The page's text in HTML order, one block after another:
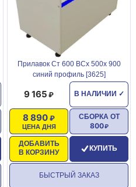
Прилавок Ст 600 ВСх 500х 900
синий профиль [3625]
В НАЛИЧИИ ✓
9 165
ЦЕНА ДНЯ
8 890
ДОБАВИТЬ
В КОРЗИНУ
СБОРКА ОТ
800
КУПИТЬ
БЫСТРЫЙ ЗАКАЗ